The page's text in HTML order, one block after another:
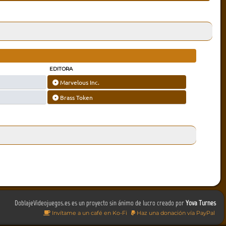
EDITORA
Marvelous Inc.
Brass Token
DoblajeVideojuegos.es es un proyecto sin ánimo de lucro creado porYova Turnes
Invítame a un café en Ko-Fi Haz una donación vía PayPal